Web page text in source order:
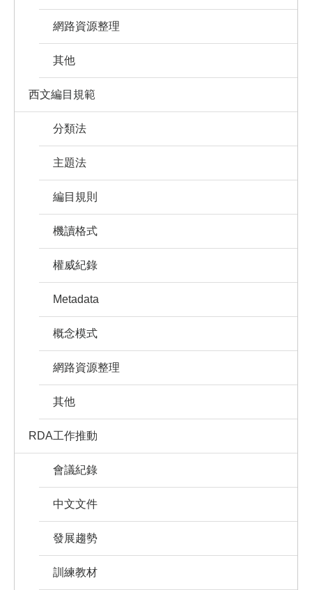
網路資源整理
其他
西文編目規範
分類法
主題法
編目規則
機讀格式
權威紀錄
Metadata
概念模式
網路資源整理
其他
RDA工作推動
會議紀錄
中文文件
發展趨勢
訓練教材